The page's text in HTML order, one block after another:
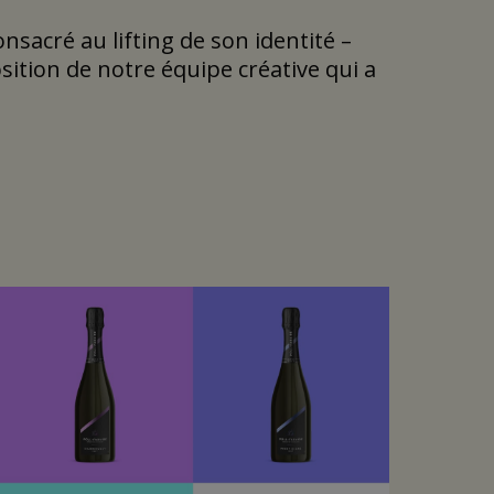
au lifting de son identité –
de notre équipe créative qui a
et plus lisible.
mais également accentuer la
permet de renforcer le caractère de